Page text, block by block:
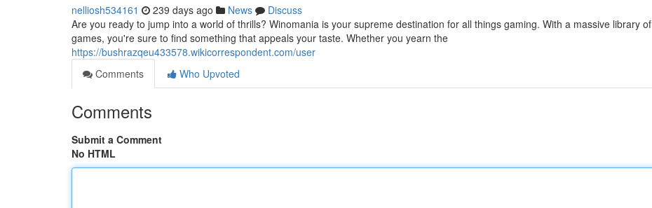
nelliosh534161 239 days ago News
Discuss
Are you ready to jump into a world of thrills? Winomania is your supreme destination for all things gaming. With a massive library of
games, you're sure to find something that appeals your taste. Whether you yearn the
https://bushrazqeu433578.wikicorrespondent.com/user
Comments
Who Upvoted
Comments
Submit a Comment
No HTML